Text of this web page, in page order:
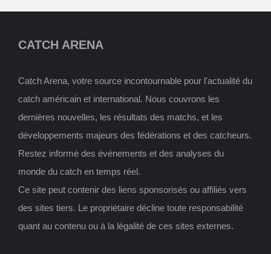
CATCH ARENA
Catch Arena, votre source incontournable pour l'actualité du
catch américain et international. Nous couvrons les
dernières nouvelles, les résultats des matchs, et les
développements majeurs des fédérations et des catcheurs.
Restez informé des événements et des analyses du
monde du catch en temps réel.
Ce site peut contenir des liens sponsorisés ou affiliés vers
des sites tiers. Le propriétaire décline toute responsabilité
quant au contenu ou à la légalité de ces sites externes.